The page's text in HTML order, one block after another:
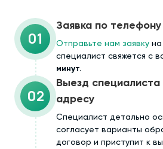
01
Заявка по
Отправьте нам заявку на
специалист свяжется с
минут.
02
Выезд
адресу
Cпециалист детально
согласует варианты
договор и приступит к